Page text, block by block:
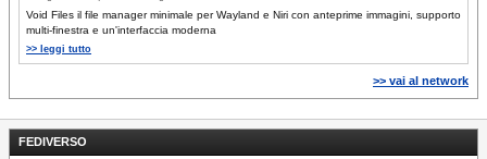
FEDIVERSO
Void Files il file manager minimale per Wayland e Niri con anteprime immagini, supporto
multi-finestra e un'interfaccia moderna
>> leggi tutto
>> vai al network